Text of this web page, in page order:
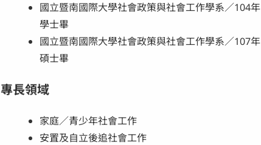
國立暨南國際大學社會政策與社會工作學系／104年
學士畢
國立暨南國際大學社會政策與社會工作學系／107年
碩士畢
專長領域
家庭／青少年社會工作
安置及自立後追社會工作